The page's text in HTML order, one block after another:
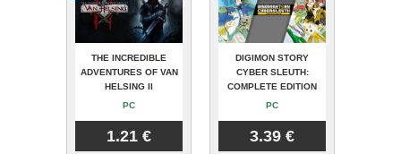
THE INCREDIBLE
ADVENTURES OF VAN
HELSING II
PC
1.21 €
DIGIMON STORY
CYBER SLEUTH:
COMPLETE EDITION
PC
3.39 €